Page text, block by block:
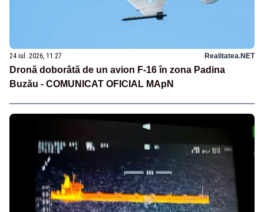
24 iul. 2026, 11:27 Realitatea.NET
Dronă doborâtă de un avion F‑16 în zona Padina
Buzău - COMUNICAT OFICIAL MApN